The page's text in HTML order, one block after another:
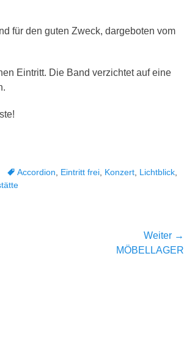
für den guten Zweck, dargeboten vom
Eintritt. Die Band verzichtet auf eine
Schlagworte
Accordion Eintritt frei Konzert Lichtblick
Weiter →
MÖBELLAGER